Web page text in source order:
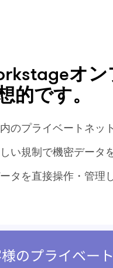
オ
的です。
のプライベートネッ
い規制で機密データ
タを直接操作・管理